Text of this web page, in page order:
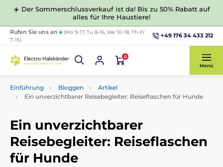
☀️ Der Sommerschlussverkauf ist da! Bis zu 50% Rabatt auf
alles für Ihre Haustiere!
Rufen Sie uns an
(Mo 9-17, Tu 8-16, We 10-18, Th-Fr
7-15)
+49 176 34 433 212
0
Menü
Einführung Bloggen
Artikel
Ein unverzichtbarer Reisebegleiter: Reiseflaschen für Hunde
Ein unverzichtbarer
Reisebegleiter: Reiseflaschen
für Hunde